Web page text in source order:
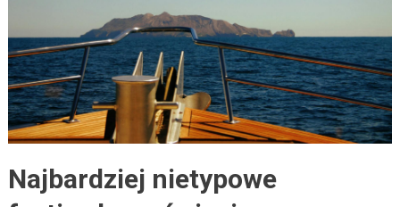
Najbardziej nietypowe